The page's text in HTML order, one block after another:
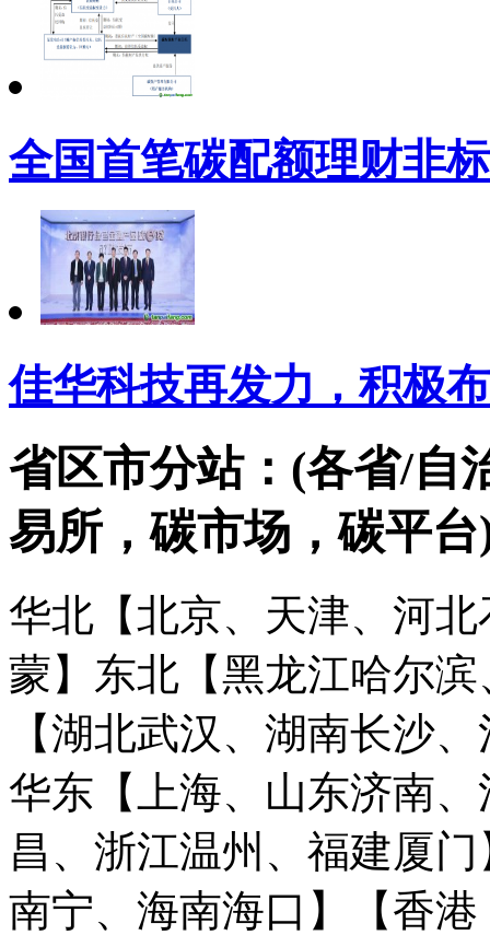
全国首笔碳配额理财非
佳华科技再发力，积极
省区市分站：(各省/自
易所，碳市场，碳平台
华北【北京、天津、河
蒙】 东北【黑龙江哈尔
【湖北武汉、湖南长沙
华东【上海、山东济南
昌、浙江温州、福建厦门
南宁、海南海口】
【香